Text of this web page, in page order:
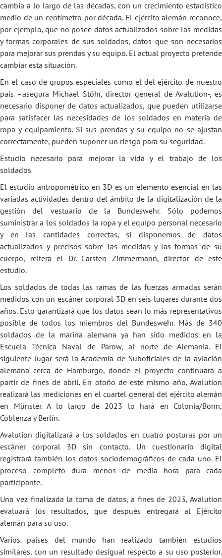
cambia a lo largo de las décadas, con un crecimiento estadístico
medio de un centímetro por década. El ejército alemán reconoce,
por ejemplo, que no posee datos actualizados sobre las medidas
y formas corporales de sus soldados, datos que son necesarios
para mejorar sus prendas y su equipo. El actual proyecto pretende
cambiar esta situación.
En el caso de grupos especiales como el del ejército de nuestro
país –asegura Michael Stöhr, director general de Avalution-, es
necesario disponer de datos actualizados, que pueden utilizarse
para satisfacer las necesidades de los soldados en materia de
ropa y equipamiento. Si sus prendas y su equipo no se ajustan
correctamente, pueden suponer un riesgo para su seguridad.
Estudio necesario para mejorar la vida y el trabajo de los
soldados
El estudio antropométrico en 3D es un elemento esencial en las
variadas actividades dentro del ámbito de la digitalización de la
gestión del vestuario de la Bundeswehr. Sólo podemos
suministrar a los soldados la ropa y el equipo personal necesario
y en las cantidades correctas, si disponemos de datos
actualizados y precisos sobre las medidas y las formas de su
cuerpo, reitera el Dr. Carsten Zimmermann, director de este
estudio.
Los soldados de todas las ramas de las fuerzas armadas serán
medidos con un escáner corporal 3D en seis lugares durante dos
años. Esto garantizará que los datos sean lo más representativos
posible de todos los miembros del Bundeswehr. Más de 340
soldados de la marina alemana ya han sido medidos en la
Escuela Técnica Naval de Parow, al norte de Alemania. El
siguiente lugar será la Academia de Suboficiales de la aviación
alemana cerca de Hamburgo, donde el proyecto continuará a
partir de fines de abril. En otoño de este mismo año, Avalution
realizará las mediciones en el cuartel general del ejército alemán
en Münster. A lo largo de 2023 lo hará en Colonia/Bonn,
Coblenza y Berlín.
Avalution digitalizará a los soldados en cuatro posturas por un
escáner corporal 3D sin contacto. Un cuestionario digital
registrará también los datos sociodemográficos de cada uno. El
proceso completo dura menos de media hora para cada
participante.
Una vez finalizada la toma de datos, a fines de 2023, Avalution
evaluará los resultados, que después entregará al Ejército
alemán para su uso.
Varios países del mundo han realizado también estudios
similares, con un resultado desigual respecto a su uso posterior.